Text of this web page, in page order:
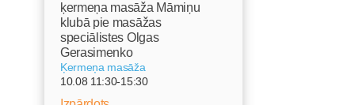
ķermeņa masāža Māmiņu
klubā pie masāžas
speciālistes Olgas
Gerasimenko
Ķermeņa masāža
10.08 11:30-15:30